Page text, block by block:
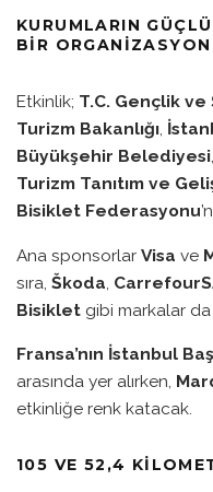
KURUMLARIN
BIR ORGANIZASYON
Etkinlik; T.C. Gençlik ve
Turizm Bakanlığı,
Büyükşehir Belediyesi,
Turizm Tanıtım ve
Bisiklet Federasyonu
Ana sponsorlar Visa ve
sıra, Škoda,
Bisiklet gibi markalar
Fransa’nın İstanbul
arasında yer alırken,
etkinliğe renk katacak.
105 VE 52,4